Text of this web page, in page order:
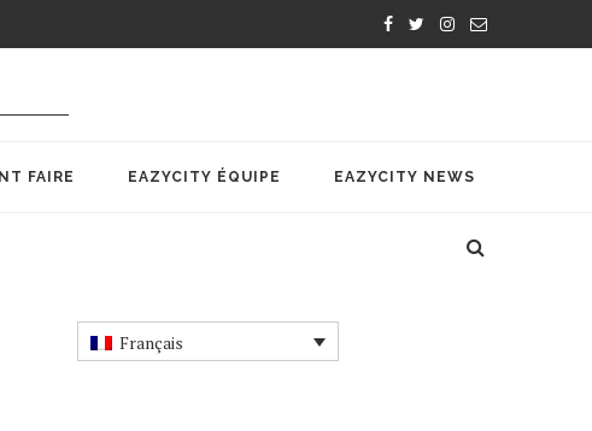
FAIRE EAZYCITY ÉQUIPE EAZYCITY NEWS
Français